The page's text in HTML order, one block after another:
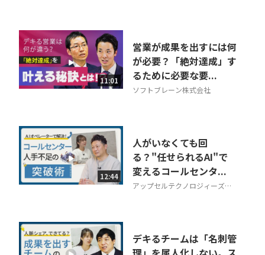
11:01
営業が成果を出すには何
が必要？「絶対達成」す
るために必要な要...
ソフトブレーン株式会社
12:44
人がいなくても回
る？"任せられるAI"で
変えるコールセンタ...
アップセルテクノロジィーズ株
デキるチームは「名刺管